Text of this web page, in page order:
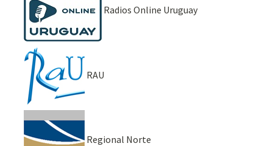
Radios Online Uruguay
RAU
Regional Norte